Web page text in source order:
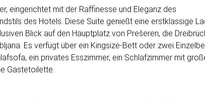
eingerichtet mit der Raffinesse und Eleganz des
des Hotels. Diese Suite genießt eine erstklassige
Blick auf den Hauptplatz von Prešeren, die
Es verfügt über ein Kingsize-Bett oder zwei
ein privates Esszimmer, ein Schlafzimmer mit
Gästetoilette.